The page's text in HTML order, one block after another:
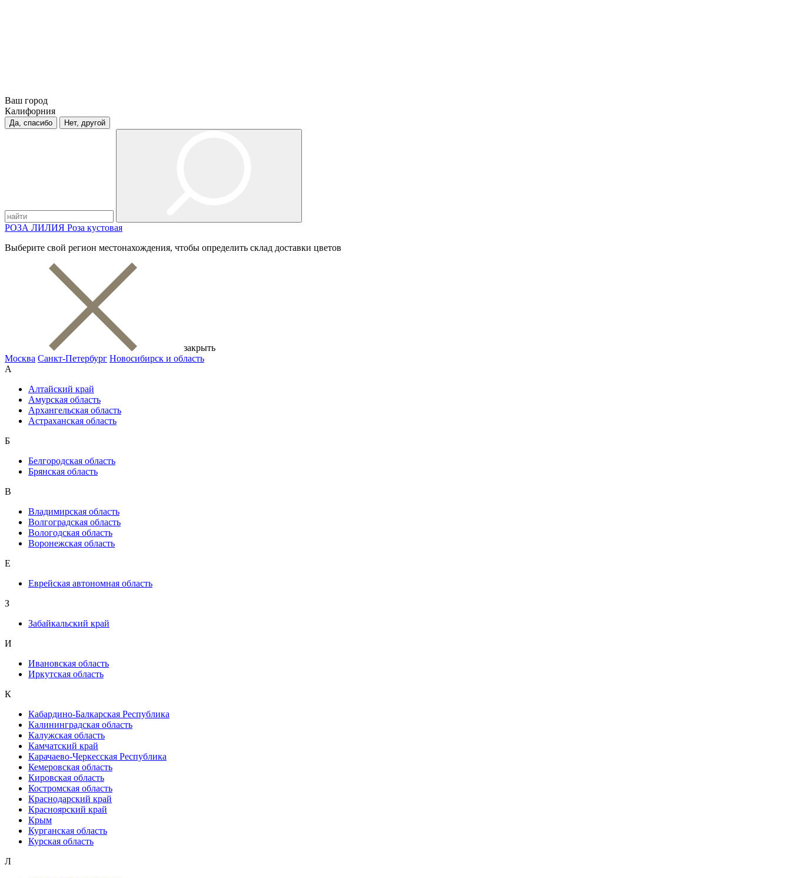
Ваш город
Калифорния
Да, спасибо Нет, другой
РОЗА ЛИЛИЯ Роза кустовая
Выберите свой регион местонахождения, чтобы определить склад доставки цветов
закрыть
Москва Санкт-Петербург Новосибирск и область
А
Алтайский край
Амурская область
Архангельская область
Астраханская область
Б
Белгородская область
Брянская область
В
Владимирская область
Волгоградская область
Вологодская область
Воронежская область
Е
Еврейская автономная область
З
Забайкальский край
И
Ивановская область
Иркутская область
К
Кабардино-Балкарская Республика
Калининградская область
Калужская область
Камчатский край
Карачаево-Черкесская Республика
Кемеровская область
Кировская область
Костромская область
Краснодарский край
Красноярский край
Крым
Курганская область
Курская область
Л